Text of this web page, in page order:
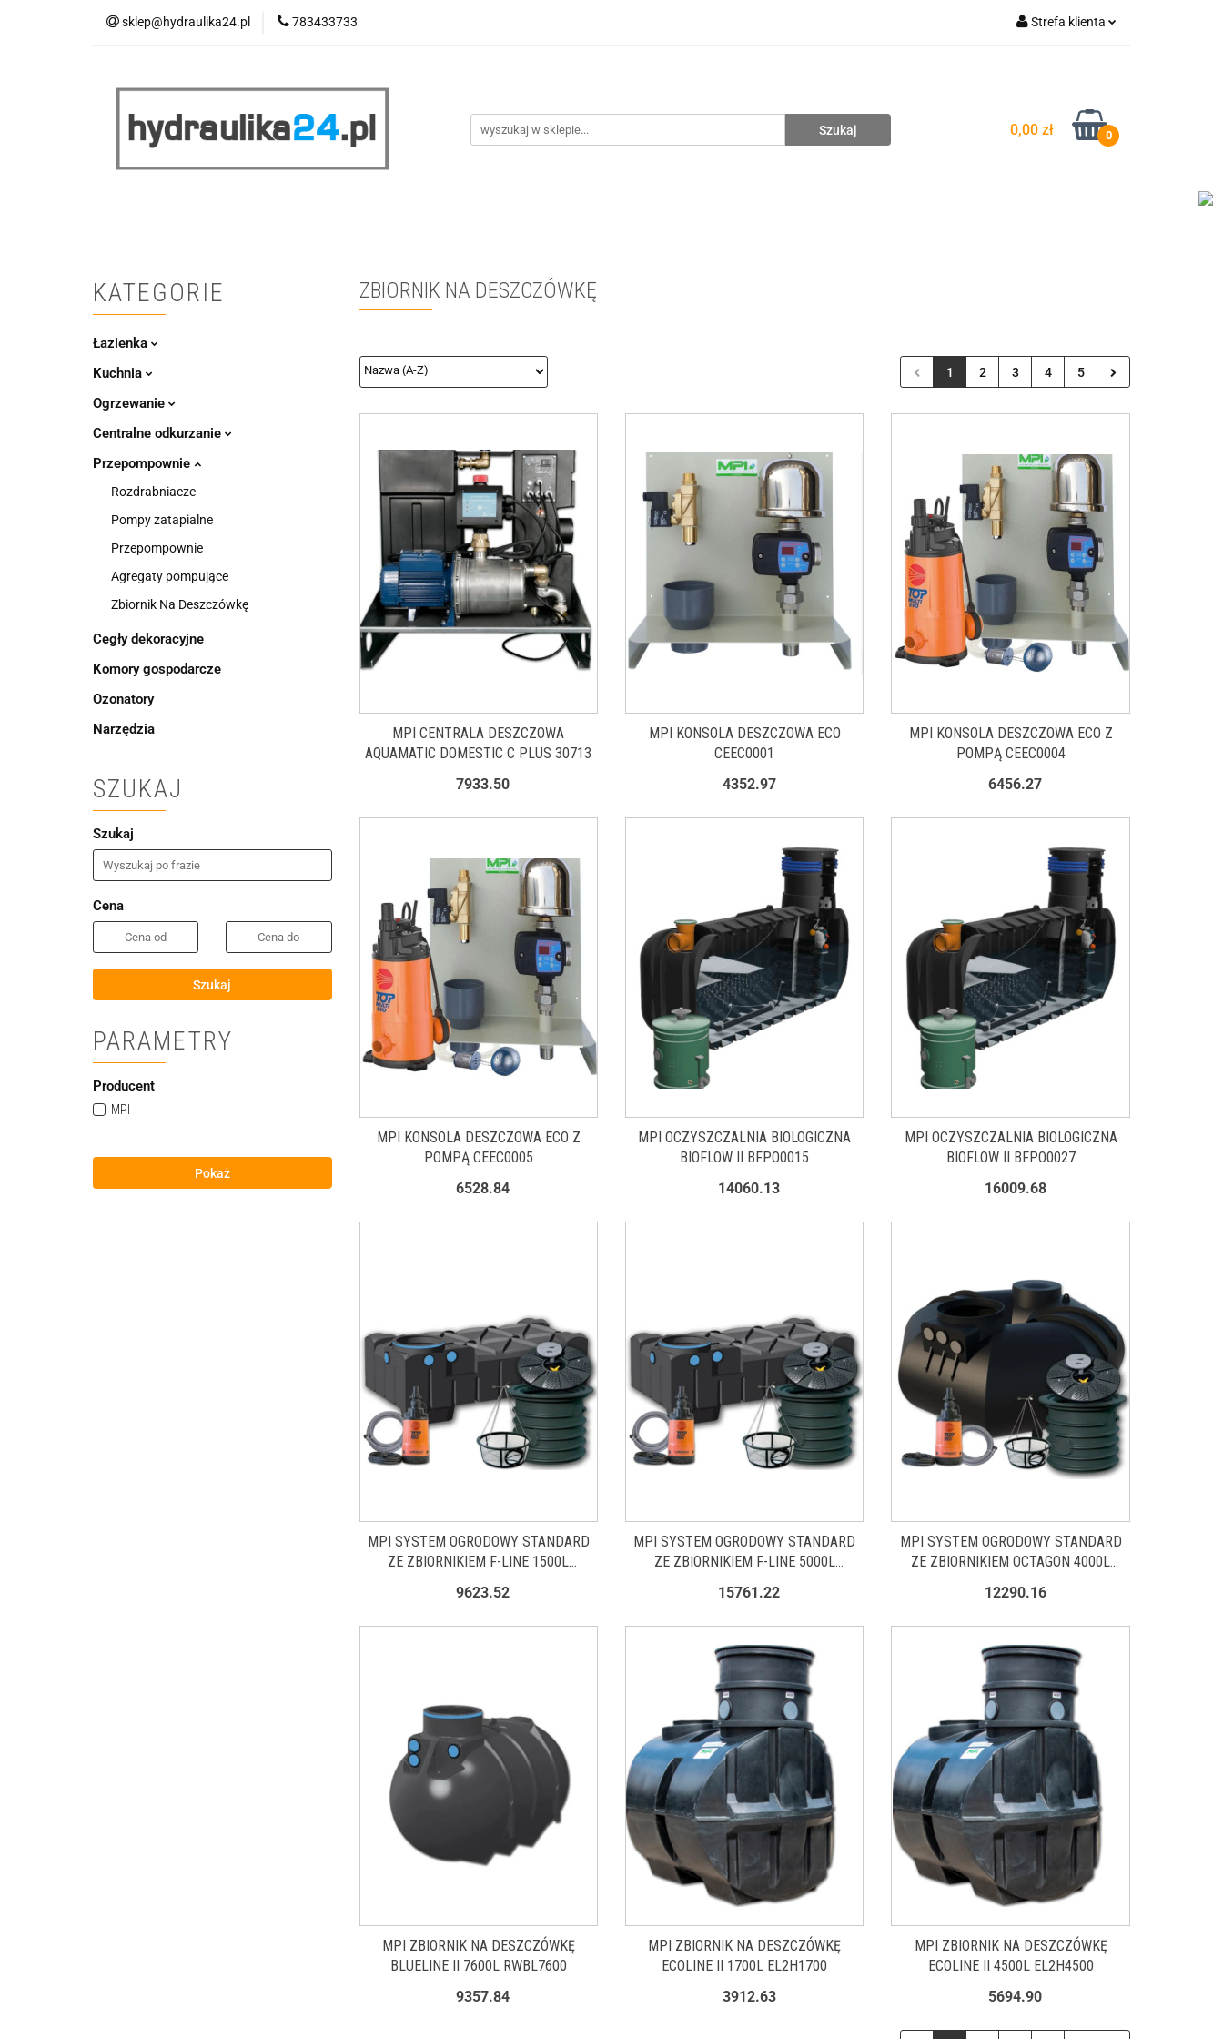
sklep@hydraulika24.pl 783433733 Strefa klienta
Dodaj zgłoszenie
0,00 zł 0
Łazienka
Wyprzedaż WYCENA ZESTAWÓW
KATEGORIE
Łazienka
Kuchnia
Ogrzewanie
Centralne odkurzanie
Przepompownie
Rozdrabniacze
Pompy zatapialne
Przepompownie
Agregaty pompujące
Zbiornik Na Deszczówkę
Cegły dekoracyjne
Komory gospodarcze
Ozonatory
Narzędzia
SZUKAJ
Szukaj
Cena
Szukaj
PARAMETRY
Producent
MPI
Pokaż
ZBIORNIK NA DESZCZÓWKĘ
1 2 3 4 5
MPI CENTRALA DESZCZOWA
AQUAMATIC DOMESTIC C PLUS 30713
7933.50
MPI KONSOLA DESZCZOWA ECO
CEEC0001
4352.97
MPI KONSOLA DESZCZOWA ECO Z
POMPĄ CEEC0004
6456.27
MPI KONSOLA DESZCZOWA ECO Z
POMPĄ CEEC0005
6528.84
MPI OCZYSZCZALNIA BIOLOGICZNA
BIOFLOW II BFPO0015
14060.13
MPI OCZYSZCZALNIA BIOLOGICZNA
BIOFLOW II BFPO0027
16009.68
MPI SYSTEM OGRODOWY STANDARD
ZE ZBIORNIKIEM F-LINE 1500L
9623.52
MPI SYSTEM OGRODOWY STANDARD
ZE ZBIORNIKIEM F-LINE 5000L
15761.22
MPI SYSTEM OGRODOWY STANDARD
ZE ZBIORNIKIEM OCTAGON 4000L
12290.16
MPI ZBIORNIK NA DESZCZÓWKĘ
BLUELINE II 7600L RWBL7600
9357.84
MPI ZBIORNIK NA DESZCZÓWKĘ
ECOLINE II 1700L EL2H1700
3912.63
MPI ZBIORNIK NA DESZCZÓWKĘ
ECOLINE II 4500L EL2H4500
5694.90